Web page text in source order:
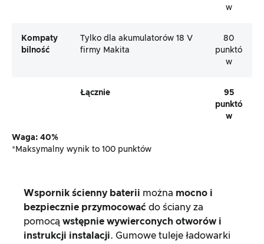
w
Kompaty
Bilność
Tylko dla akumulatorów 18 V
firmy Makita
80
punktó
w
Łącznie
95
punktó
w
Waga: 40%
*Maksymalny wynik to 100 punktów
Wspornik ścienny baterii można mocno i
bezpiecznie przymocować do ściany za
pomocą wstępnie wywierconych otworów i
instrukcji instalacji. Gumowe tuleje ładowarki